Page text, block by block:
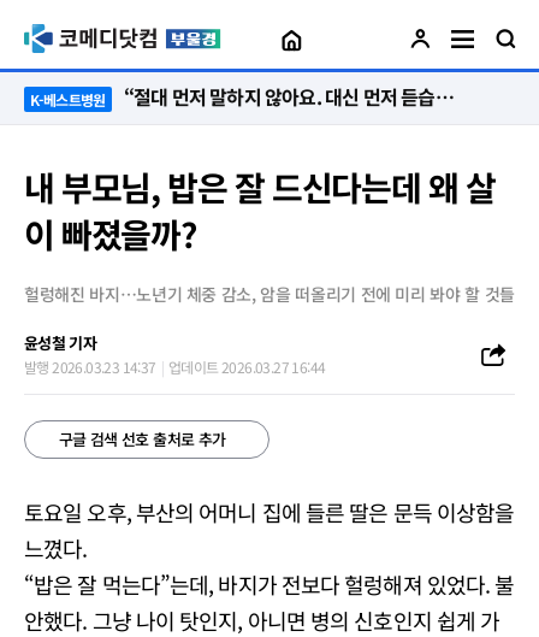
K-베스트병원 “절대 먼저 말하지 않아요. 대신 먼저 듣습니다”
내 부모님, 밥은 잘 드신다는데 왜 살
이 빠졌을까?
헐렁해진 바지…노년기 체중 감소, 암을 떠올리기 전에 미리 봐야 할 것들
윤성철 기자
발행 2026.03.23 14:37 업데이트 2026.03.27 16:44
구글 검색 선호 출처로 추가
토요일 오후, 부산의 어머니 집에 들른 딸은 문득 이상함을
느꼈다.
“밥은 잘 먹는다”는데, 바지가 전보다 헐렁해져 있었다. 불
안했다. 그냥 나이 탓인지, 아니면 병의 신호인지 쉽게 가